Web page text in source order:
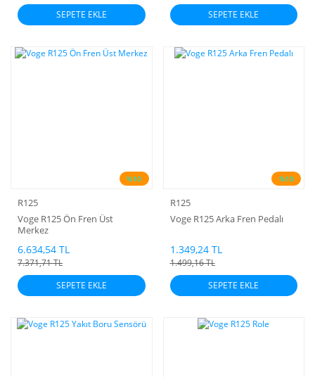
SEPETE EKLE
SEPETE EKLE
%10
R125
Voge R125 Ön Fren Üst
Merkez
6.634,54 TL
7.371,71 TL
SEPETE EKLE
%10
R125
Voge R125 Arka Fren Pedalı
1.349,24 TL
1.499,16 TL
SEPETE EKLE